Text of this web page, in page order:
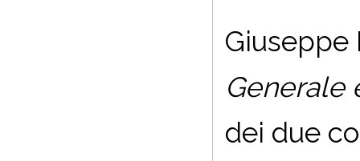
Generale
dei due